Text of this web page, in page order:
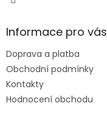
Informace pro vás
Doprava a platba
Obchodní podmínky
Kontakty
Hodnocení obchodu